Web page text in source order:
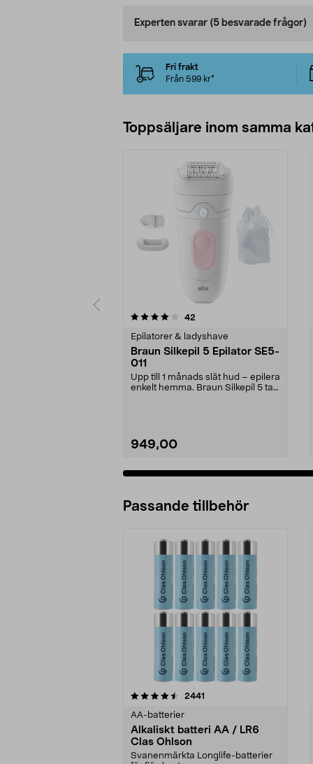
Experten svarar (5 besvarade frågor)
Fri frakt
Från 599 kr*
Toppsäljare inom samma
42
Epilatorer & ladyshave
Braun Silkepil 5 Epilator SE5-
011
Upp till 1 månads slät hud – epilera
enkelt hemma. Braun Silkepil 5 tar
949,00
4.5 av 5 stjärnor
Passande tillbehör
2441
AA-batterier
Alkaliskt batteri AA / LR6
Clas Ohlson
Svanenmärkta Longlife-batterier
4.5av 5 stjärnor